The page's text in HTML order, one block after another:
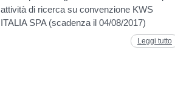
attività di ricerca su convenzione KWS
ITALIA SPA (scadenza il 04/08/2017)
Leggi tutto